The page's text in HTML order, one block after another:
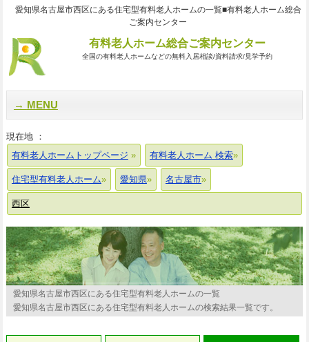
愛知県名古屋市西区にある住宅型有料老人ホームの一覧■有料老人ホーム総合
ご案内センター
有料老人ホーム総合ご案内センター
全国の有料老人ホームなどの無料入居相談/資料請求/見学予約
MENU
現在地 ：
有料老人ホームトップページ
有料老人ホーム 検索
住宅型有料老人ホーム 愛知県 名古屋市
西区
愛知県名古屋市西区にある住宅型有料老人ホームの一覧
愛知県名古屋市西区にある住宅型有料老人ホームの検索結果一覧です。